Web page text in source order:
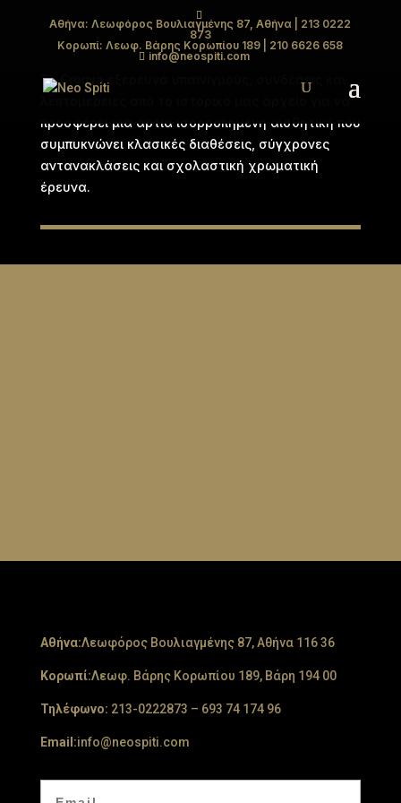
Αθήνα: Λεωφόρος Βουλιαγμένης 87, Αθήνα | 213 0222
873
Κορωπί: Λεωφ. Βάρης Κορωπίου 189 | 210 6626 658
info@neospiti.com
CROMIA
Το Cromia εξερευνά υπαινιγμούς, συνδέσεις και
λεπτομέρειες από το ιστορικό μας αρχείο για να
προσφέρει μια άρτια ισορροπημένη αισθητική που
συμπυκνώνει κλασικές διαθέσεις, σύγχρονες
αντανακλάσεις και σχολαστική χρωματική
έρευνα.
Aθήνα:Λεωφόρος Βουλιαγμένης 87, Αθήνα 116 36
Κορωπί:Λεωφ. Βάρης Κορωπίου 189, Βάρη 194 00
Τηλέφωνο: 213-0222873 – 693 74 174 96
Email:info@neospiti.com